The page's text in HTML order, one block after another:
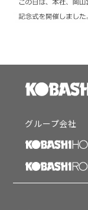
グループ会社